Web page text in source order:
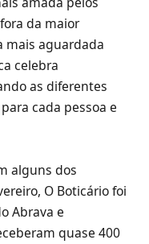
da maior
mais aguardada
celebra
as diferentes
cada pessoa e
alguns dos
O Boticário foi
Abrava e
quase 400